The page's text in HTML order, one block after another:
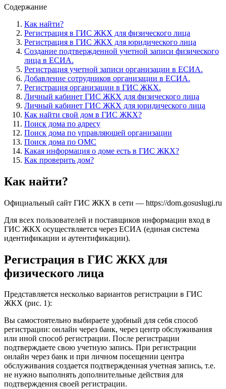
Содержание
Как найти?
Регистрация в ГИС ЖКХ для физического лица
Регистрация в ГИС ЖКХ для юридического лица
Создание подтвержденной учетной записи физического
лица в ЕСИА.
Регистрация учетной записи организации в ЕСИА.
Добавление сотрудников организации в ЕСИА.
Регистрация организации в ГИС ЖКХ.
Личный кабинет ГИС ЖКХ для физического лица
Личный кабинет ГИС ЖКХ для юридического лица
Как найти свой дом в ГИС ЖКХ?
Поиск дома по адресу
Поиск дома по управляющей организации
Поиск дома по ОМС
Какая информация о доме есть в ГИС ЖКХ?
Как проверить дом?
Как найти?
Официальный сайт ГИС ЖКХ в сети — https://dom.gosuslugi.ru
Для всех пользователей и поставщиков информации вход в
ГИС ЖКХ осуществляется через ЕСИА (единая система
идентификации и аутентификации).
Регистрация в ГИС ЖКХ для
физического лица
Представляется несколько вариантов регистрации в ГИС
ЖКХ (рис. 1):
Вы самостоятельно выбираете удобный для себя способ
регистрации: онлайн через банк, через центр обслуживания
или иной способ регистрации. После регистрации
подтверждаете свою учетную запись. При регистрации
онлайн через банк и при личном посещении центра
обслуживания создается подтвержденная учетная запись, т.е.
не нужно выполнять дополнительные действия для
подтверждения своей регистрации.